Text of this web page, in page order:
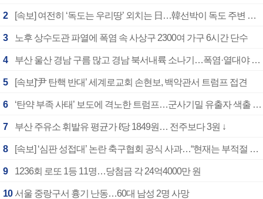
2 [속보] 여전히 ‘독도는 우리땅’ 외치는 日…韓선박이 독도 주변 해양조사 활동하자 반발
3 노후 상수도관 파열에 폭염 속 사상구 2300여 가구 6시간 단수
4 부산 울산 경남 구름 많고 경남 북서내륙 소나기…폭염·열대야 계속
5 [속보]‘尹 탄핵 반대’ 세계로교회 손현보, 백악관서 트럼프 접견
6 ‘탄약 부족 사태’ 보도에 격노한 트럼프…군사기밀 유출자 색출 지시
7 부산 주유소 휘발유 평균가 ℓ당 1849원… 전주보다 3원 ↓
8 [속보] ‘심판 성접대’ 논란 축구협회 공식 사과…“현재는 부적절 행위 없어”
9 1236회 로또 1등 11명…당첨금 각 24억4000만 원
10 서울 중랑구서 흉기 난동…60대 남성 2명 사망